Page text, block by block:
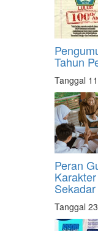
Tahun
Tanggal
Peran
Tanggal